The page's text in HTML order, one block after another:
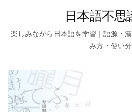
日本語不思
楽しみながら日本語を学習｜語源・
み方・使い